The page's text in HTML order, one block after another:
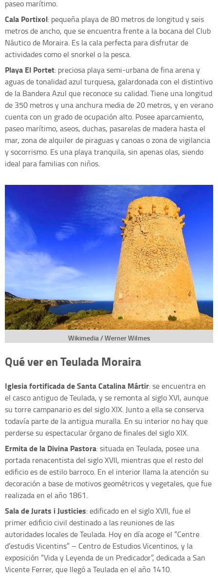
paseo marítimo.
Cala Portixol: pequeña playa de 80 metros de longitud y seis
metros de ancho, que se encuentra frente a la bocana del Club
Náutico de Moraira. Es la cala perfecta para disfrutar de
actividades como el snorkel o la pesca.
Playa El Portet: preciosa playa semi-urbana de fina arena y
aguas de tonalidad azul turquesa, galardonada con el distintivo
de la Bandera Azul que reconoce su calidad. Tiene una longitud
de 350 metros y una anchura media de 20 metros, y en verano
cuenta con un grado de ocupación alto. Posee aparcamiento,
paseo marítimo, aseos, duchas, pasarelas de madera hasta el
mar, zona de alquiler de piraguas y canoas o zona de vigilancia
y socorrismo. Es una playa tranquila, sin apenas olas, siendo
ideal para familias con niños.
Wikimedia / Werner Wilmes
Qué ver en Teulada Moraira
Iglesia fortificada de Santa Catalina Mártir: se encuentra en
el casco antiguo de Teulada, y se remonta al siglo XVI, aunque
su torre campanario es del siglo XIX. Junto a ella se conserva
todavía parte de la antigua muralla. En su interior no hay que
perderse su espectacular órgano de finales del siglo XIX.
Ermita de la Divina Pastora: situada en Teulada, posee una
portada renacentista del siglo XVII, mientras que el resto del
edificio es de estilo barroco. En el interior llama la atención su
decoración a base de motivos geométricos y vegetales, que fue
realizada en el año 1861.
Sala de Jurats i Justicies: edificado en el siglo XVII, fue el
primer edificio civil destinado a las reuniones de las
autoridades locales de Teulada. Hoy en día acoge el “Centre
d’estudis Vicentins” – Centro de Estudios Vicentinos, y la
exposición “Vida y Leyenda de un Predicador”, dedicada a San
Vicente Ferrer, que llegó a Teulada en el año 1410.